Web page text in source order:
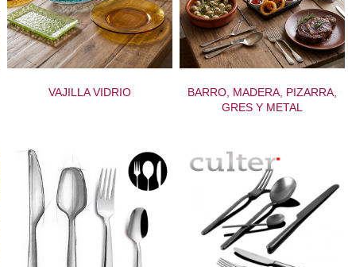
VAJILLA VIDRIO
BARRO, MADERA, PIZARRA,
GRES Y METAL